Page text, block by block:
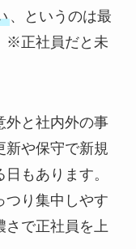
、というのは最
※正社員だと未
外と社内外の事
新や保守で新規
もあります。
つり集中しやす
さで正社員を上